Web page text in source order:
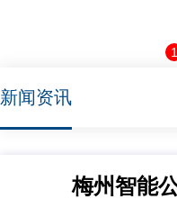
1
新闻资讯
梅州智能